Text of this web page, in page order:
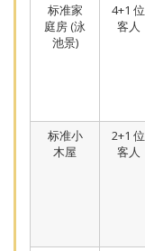
标准家
庭房 (泳
池景)
4+1 位
客人
标准小
木屋
2+1 位
客人